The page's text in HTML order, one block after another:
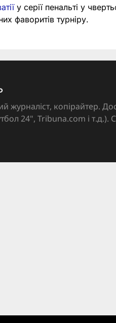
у серії пенальті у
фаворитів турніру.
журналіст, копірайтер.
24", Tribuna.com і т.д.).